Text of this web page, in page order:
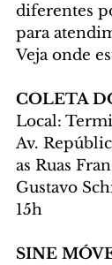
diferentes
para
Veja onde
COLETA
Local:
Av.
as Ruas
Gustavo
15h
SINE